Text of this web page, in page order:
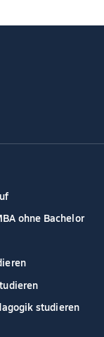
ohne Bachelor
studieren